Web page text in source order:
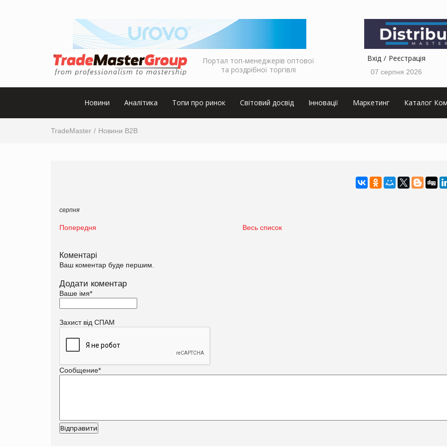
Портал топ-менеджерів оптової
та роздрібної торгівлі
Вхід Реєстрація
07 серпня 2026
Новини Аналітика Топи про ринок Світовий досвід Інновації Маркетинг Каталог
TradeMaster Новини B2B
серпня
Попередня Весь список
Коментарі
Ваш коментар буде першим.
Додати коментар
Ваше імя*
Захист від СПАМ
Сообщение*